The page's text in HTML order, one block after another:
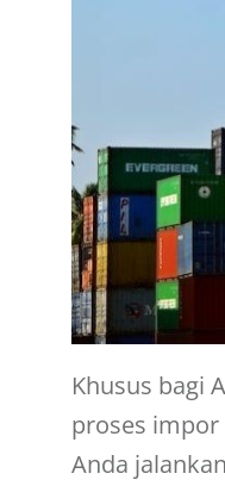
Khusus bagi
proses impor
Anda